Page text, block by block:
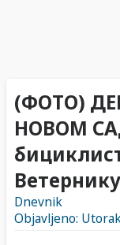
(ФОТО)
НОВОМ
Dnevnik
Objavljeno: